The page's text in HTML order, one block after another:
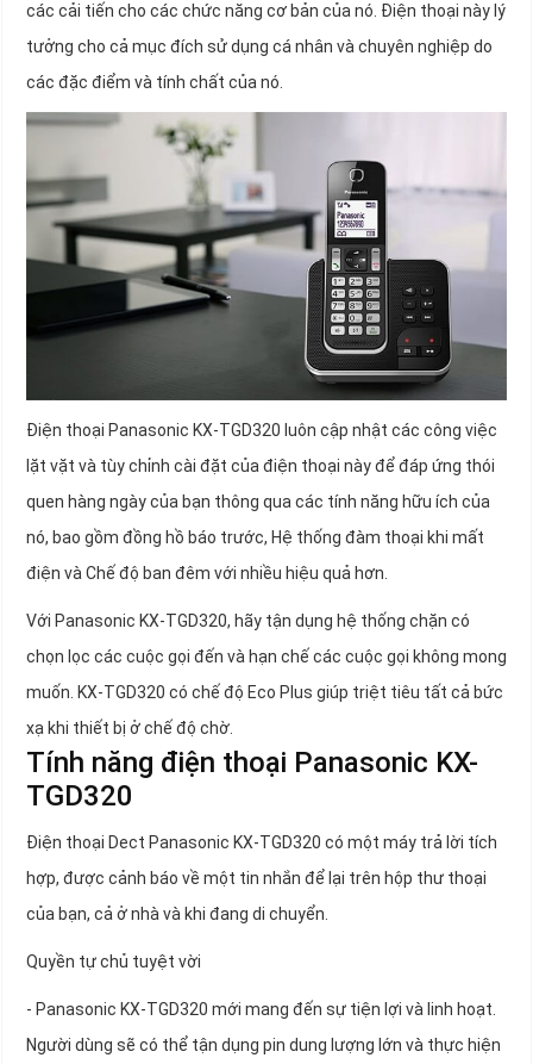
các cải tiến cho các chức năng cơ bản của nó. Điện thoại này lý
tưởng cho cả mục đích sử dụng cá nhân và chuyên nghiệp do
các đặc điểm và tính chất của nó.
Điện thoại Panasonic KX-TGD320 luôn cập nhật các công việc
lặt vặt và tùy chỉnh cài đặt của điện thoại này để đáp ứng thói
quen hàng ngày của bạn thông qua các tính năng hữu ích của
nó, bao gồm đồng hồ báo trước, Hệ thống đàm thoại khi mất
điện và Chế độ ban đêm với nhiều hiệu quả hơn.
Với Panasonic KX-TGD320, hãy tận dụng hệ thống chặn có
chọn lọc các cuộc gọi đến và hạn chế các cuộc gọi không mong
muốn. KX-TGD320 có chế độ Eco Plus giúp triệt tiêu tất cả bức
xạ khi thiết bị ở chế độ chờ.
Tính năng điện thoại Panasonic KX-
TGD320
Điện thoại Dect Panasonic KX-TGD320 có một máy trả lời tích
hợp, được cảnh báo về một tin nhắn để lại trên hộp thư thoại
của bạn, cả ở nhà và khi đang di chuyển.
Quyền tự chủ tuyệt vời
- Panasonic KX-TGD320 mới mang đến sự tiện lợi và linh hoạt.
Người dùng sẽ có thể tận dụng pin dung lượng lớn và thực hiện